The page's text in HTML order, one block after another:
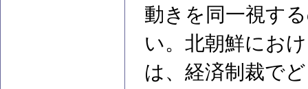
動きを同一視す
い。北朝鮮にお
は、経済制裁で